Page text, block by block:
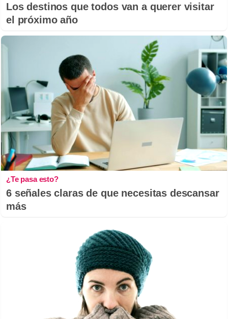
Los destinos que todos van a querer visitar
el próximo año
¿Te pasa esto?
6 señales claras de que necesitas descansar
más